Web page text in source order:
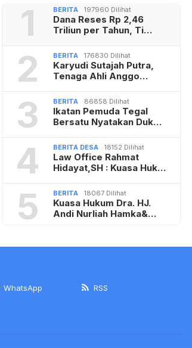
1 BERITA 197960 Dilihat
Dana Reses Rp 2,46
Triliun per Tahun, Ti…
2 BERITA 176830 Dilihat
Karyudi Sutajah Putra,
Tenaga Ahli Anggo…
3 BERITA 86858 Dilihat
Ikatan Pemuda Tegal
Bersatu Nyatakan Duk…
4 BERITA DESA 18152 Dilihat
Law Office Rahmat
Hidayat,SH : Kuasa Huk…
5 BERITA 18067 Dilihat
Kuasa Hukum Dra. HJ.
Andi Nurliah Hamka&…
WhatsApp RSS